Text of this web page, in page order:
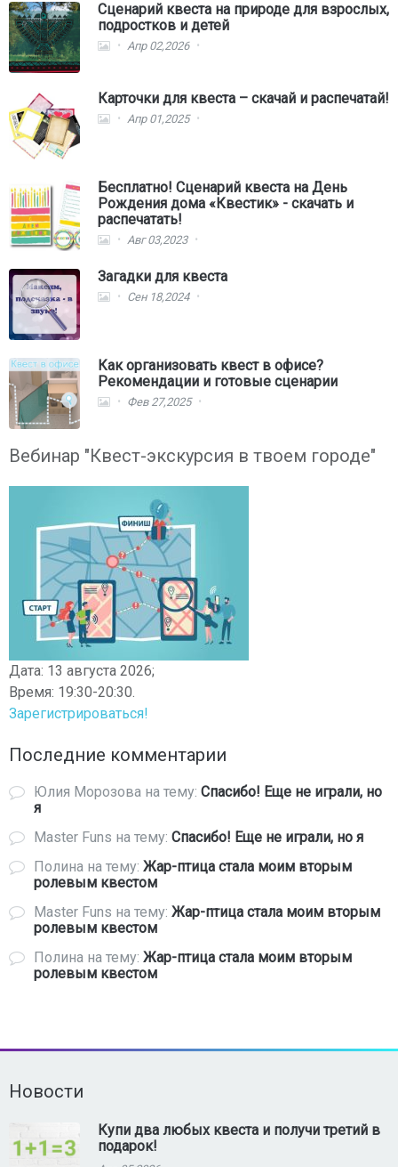
Сценарий квеста на природе для взрослых,
подростков и детей
Апр 02,2026
Карточки для квеста – скачай и распечатай!
Апр 01,2025
Бесплатно! Сценарий квеста на День
Рождения дома «Квестик» - скачать и
распечатать!
Авг 03,2023
Загадки для квеста
Сен 18,2024
Как организовать квест в офисе?
Рекомендации и готовые сценарии
Фев 27,2025
Вебинар "Квест-экскурсия в твоем городе"
Дата: 13 августа 2026;
Время: 19:30-20:30.
Зарегистрироваться!
Последние комментарии
Юлия Морозова на тему: Спасибо! Еще не играли, но
я
Master Funs на тему: Спасибо! Еще не играли, но я
Полина на тему: Жар-птица стала моим вторым
ролевым квестом
Master Funs на тему: Жар-птица стала моим вторым
ролевым квестом
Полина на тему: Жар-птица стала моим вторым
ролевым квестом
Новости
Купи два любых квеста и получи третий в
подарок!